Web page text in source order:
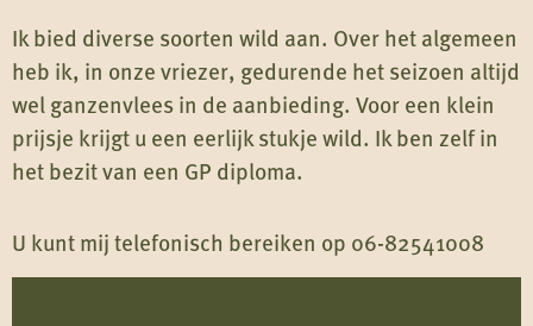
Ik bied diverse soorten wild aan. Over het algemeen
heb ik, in onze vriezer, gedurende het seizoen altijd
wel ganzenvlees in de aanbieding. Voor een klein
prijsje krijgt u een eerlijk stukje wild. Ik ben zelf in
het bezit van een GP diploma.
U kunt mij telefonisch bereiken op 06-82541008